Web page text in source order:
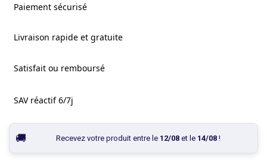
Paiement sécurisé
Livraison rapide et gratuite
Satisfait ou remboursé
SAV réactif 6/7j
Recevez votre produit entre le 12/08et le 14/08!